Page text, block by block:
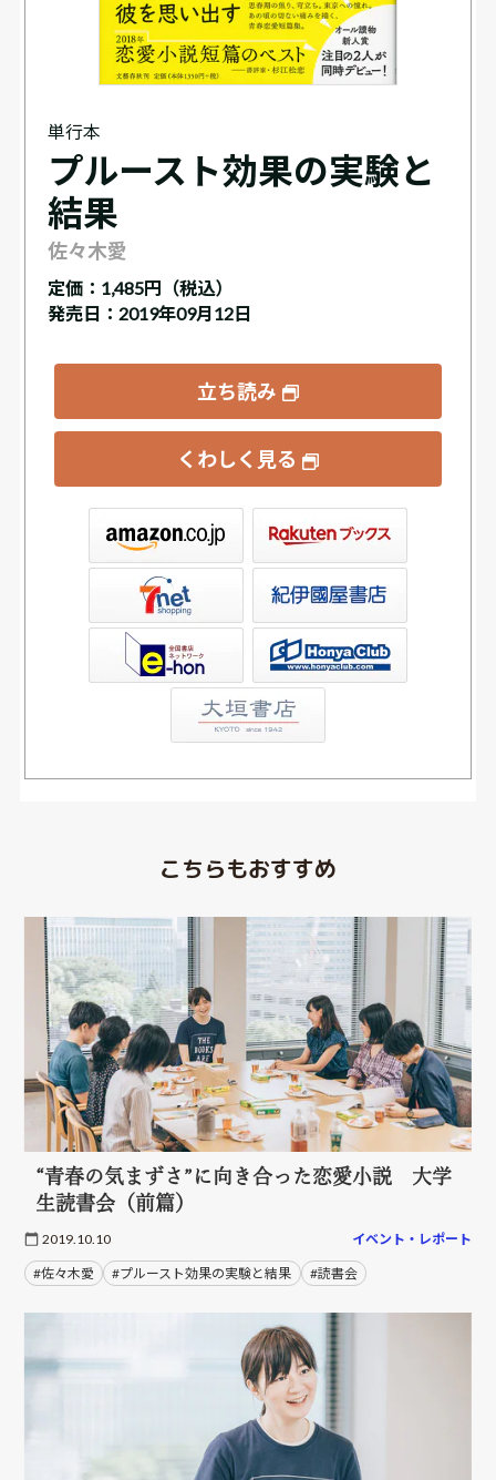
単行本
プルースト効果の実験と
結果
佐々木愛
定価： 1,485円（税込）
発売日：2019年09月12日
立ち読み
くわしく見る
書店ウェブストア
こちらもおすすめ
“青春の気まずさ”に向き合った恋愛小説 大学
生読書会（前篇）
2019.10.10 イベント・レポート
#佐々木愛 #プルースト効果の実験と結果 #読書会